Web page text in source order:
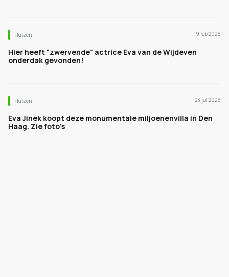
Huizen 9 feb 2026
Hier heeft "zwervende" actrice Eva van de Wijdeven
onderdak gevonden!
Huizen 23 jul 2026
Eva Jinek koopt deze monumentale miljoenenvilla in Den
Haag. Zie foto's